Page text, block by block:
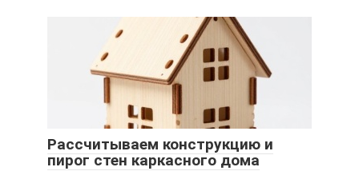
Рассчитываем конструкцию и
пирог стен каркасного дома